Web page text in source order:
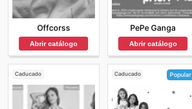
Offcorss
Abrir catálogo
PePe Ganga
Abrir catálogo
Caducado Caducado Popular